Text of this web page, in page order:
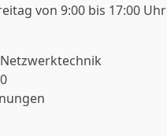
von 9:00 bis 17:00 Uhr